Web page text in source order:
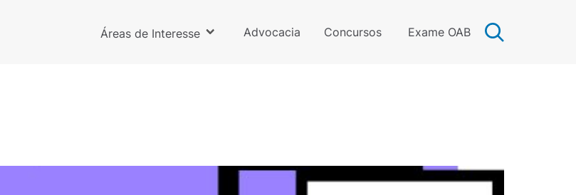
Áreas de Interesse Advocacia Concursos Exame OAB